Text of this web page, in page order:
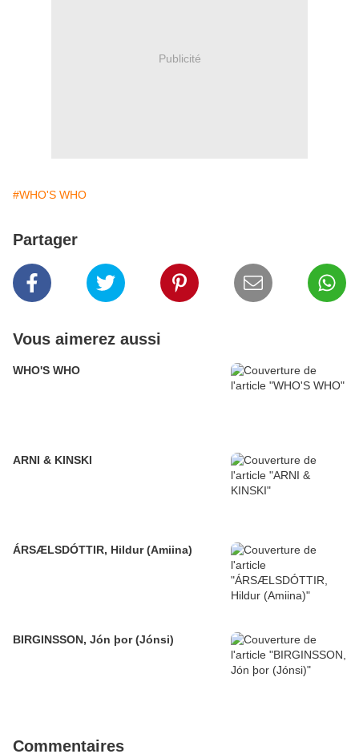
Publicité
#WHO'S WHO
Partager
Vous aimerez aussi
WHO'S WHO
ARNI & KINSKI
ÁRSÆLSDÓTTIR, Hildur (Amiina)
BIRGINSSON, Jón þor (Jónsi)
Commentaires